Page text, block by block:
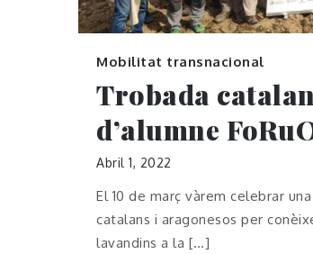
Mobilitat transnacional
Trobada
d’alumne
Abril 1, 2022
El 10 de març vàrem celebrar
catalans i aragonesos per
lavandins a la […]